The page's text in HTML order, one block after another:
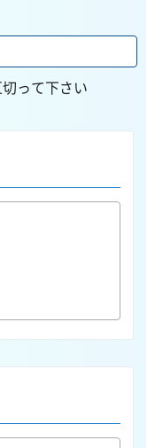
って下さい